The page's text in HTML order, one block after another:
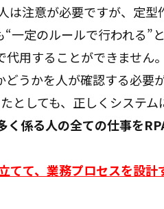
は注意が必要ですが、定型
一定のルールで行われる”
用することができません。
うかを人が確認する必要
としても、正しくシステム
く係る人の全ての仕事を
てて、業務プロセスを設計